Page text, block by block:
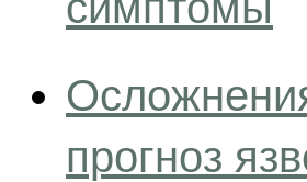
прогноз